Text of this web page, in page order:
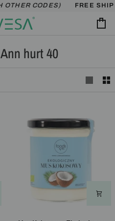
CODES) FREE SHIPPING
hurt 40
Mus